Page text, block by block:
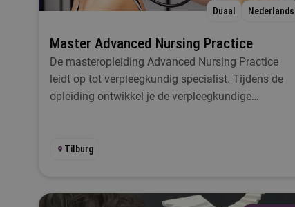
Duaal Nederlands
Master Advanced Nursing Practice
De masteropleiding Advanced Nursing Practice
leidt op tot verpleegkundig specialist. Tijdens de
opleiding ontwikkel je de verpleegkundige
combinatie van leren en werken.
Tilburg